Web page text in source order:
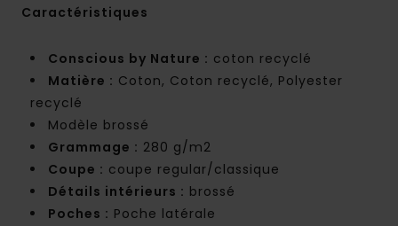
Caractéristiques
Conscious by Nature : coton recyclé
Matière : Coton, Coton recyclé, Polyester
recyclé
Modèle brossé
Grammage : 280 g/m2
Coupe : coupe regular/classique
Détails intérieurs : brossé
Poches : Poche latérale